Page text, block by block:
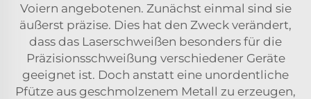
Voiern angebotenen. Zunächst einmal sind sie
äußerst präzise. Dies hat den Zweck verändert,
dass das Laserschweißen besonders für die
Präzisionsschweißung verschiedener Geräte
geeignet ist. Doch anstatt eine unordentliche
Pfütze aus geschmolzenem Metall zu erzeugen,